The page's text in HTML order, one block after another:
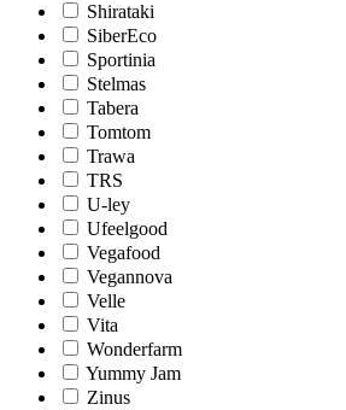
Shirataki
SiberEco
Sportinia
Stelmas
Tabera
Tomtom
Trawa
TRS
U-ley
Ufeelgood
Vegafood
Vegannova
Velle
Vita
Wonderfarm
Yummy Jam
Zinus